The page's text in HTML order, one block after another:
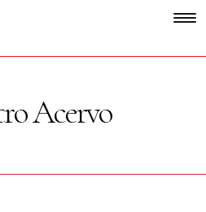
Acervo